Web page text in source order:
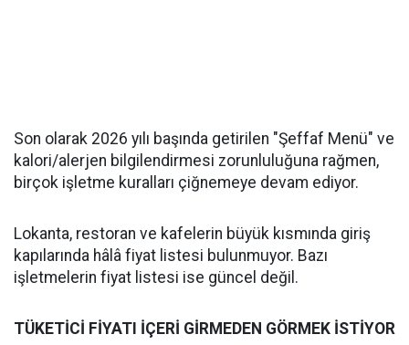
Son olarak 2026 yılı başında getirilen "Şeffaf Menü" ve
kalori/alerjen bilgilendirmesi zorunluluğuna rağmen,
birçok işletme kuralları çiğnemeye devam ediyor.
Lokanta, restoran ve kafelerin büyük kısmında giriş
kapılarında hâlâ fiyat listesi bulunmuyor. Bazı
işletmelerin fiyat listesi ise güncel değil.
TÜKETİCİ FİYATI İÇERİ GİRMEDEN GÖRMEK İSTİYOR